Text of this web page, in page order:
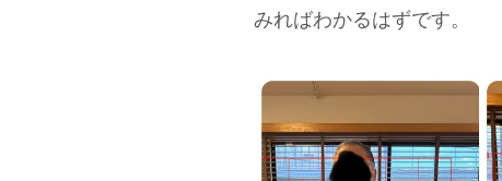
みればわかるはずです。